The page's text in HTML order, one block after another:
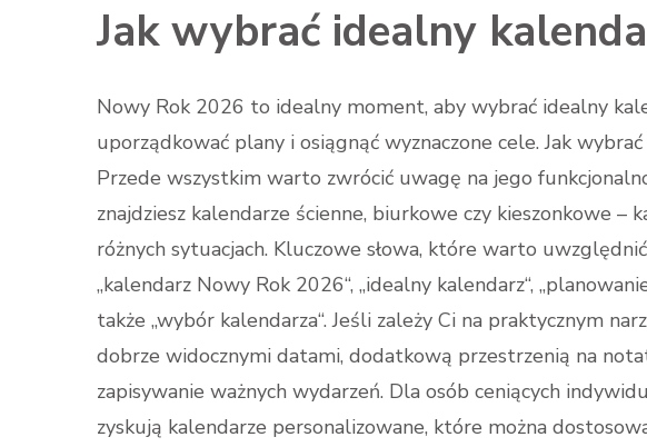
Jak wybrać idealny
Nowy Rok 2026 to idealny moment, aby wybrać idealny
uporządkować plany i osiągnąć wyznaczone cele. Jak
Przede wszystkim warto zwrócić uwagę na jego
znajdziesz kalendarze ścienne, biurkowe czy kieszonkowe –
różnych sytuacjach. Kluczowe słowa, które warto
„kalendarz Nowy Rok 2026“, „idealny kalendarz“,
także „wybór kalendarza“. Jeśli zależy Ci na praktycznym
dobrze widocznymi datami, dodatkową przestrzenią na
zapisywanie ważnych wydarzeń. Dla osób ceniących
zyskują kalendarze personalizowane, które można